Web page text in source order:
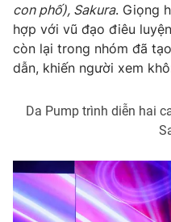
Thị trường
Tư vấn
Lịch phát sóng
Chuyên mục khác
Video
con phố), Sakura. Giọng
hợp với vũ đạo điêu
còn lại trong nhóm đã
dẫn, khiến người xem
Da Pump trình diễn hai